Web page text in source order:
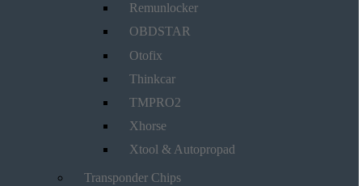
Remunlocker
OBDSTAR
Otofix
Thinkcar
TMPRO2
Xhorse
Xtool & Autopropad
Transponder Chips